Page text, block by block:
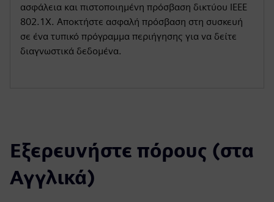
ασφάλεια και πιστοποιημένη πρόσβαση δικτύου IEEE
802.1X. Αποκτήστε ασφαλή πρόσβαση στη συσκευή
σε ένα τυπικό πρόγραμμα περιήγησης για να δείτε
διαγνωστικά δεδομένα.
Εξερευνήστε πόρους (στα
Αγγλικά)